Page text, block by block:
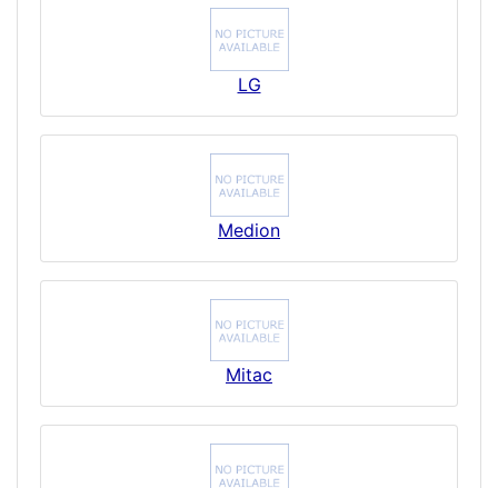
LG
Medion
Mitac